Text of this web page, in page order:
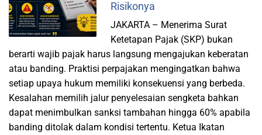
Risikonya
JAKARTA – Menerima Surat
Ketetapan Pajak (SKP) bukan
berarti wajib pajak harus langsung mengajukan keberatan
atau banding. Praktisi perpajakan mengingatkan bahwa
setiap upaya hukum memiliki konsekuensi yang berbeda.
Kesalahan memilih jalur penyelesaian sengketa bahkan
dapat menimbulkan sanksi tambahan hingga 60% apabila
banding ditolak dalam kondisi tertentu. Ketua Ikatan